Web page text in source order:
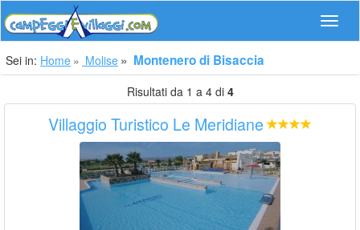
Sei in: Home Molise Montenero di Bisaccia
Risultati da 1 a 4 di 4
Villaggio Turistico Le Meridiane